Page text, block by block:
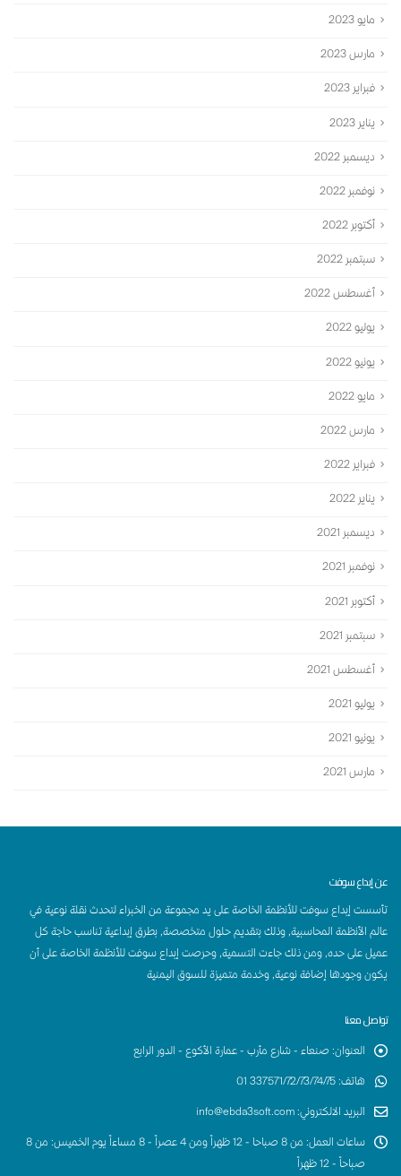
مايو 2023
مارس 2023
فبراير 2023
يناير 2023
ديسمبر 2022
نوفمبر 2022
أكتوبر 2022
سبتمبر 2022
أغسطس 2022
يوليو 2022
يونيو 2022
مايو 2022
مارس 2022
فبراير 2022
يناير 2022
ديسمبر 2021
نوفمبر 2021
أكتوبر 2021
سبتمبر 2021
أغسطس 2021
يوليو 2021
يونيو 2021
مارس 2021
عن إبداع سوفت
تأسست إبداع سوفت للأنظمة الخاصة على يد مجموعة من الخبراء لتحدث نقلة نوعية في
عالم الأنظمة المحاسبية, وذلك بتقديم حلول متخصصة, بطرق إبداعية تناسب حاجة كل
عميل على حده, ومن ذلك جاءت التسمية, وحرصت إبداع سوفت للأنظمة الخاصة على أن
يكون وجودها إضافة نوعية, وخدمة متميزة للسوق اليمنية
تواصل معنا
العنوان: صنعاء - شارع مأرب - عمارة الأكوع - الدور الرابع
هاتف:
337571/72/73/74/75 01
البريد الالكتروني:
info@ebda3soft.com
ساعات العمل:
من 8 صباحا - 12 ظهراً ومن 4 عصراً - 8 مساءاً يوم الخميس: من 8
صباحاً - 12 ظهراً